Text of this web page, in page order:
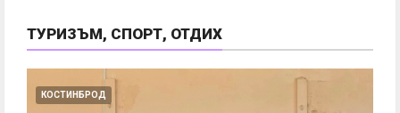
ТУРИЗЪМ, СПОРТ, ОТДИХ
КОСТИНБРОД